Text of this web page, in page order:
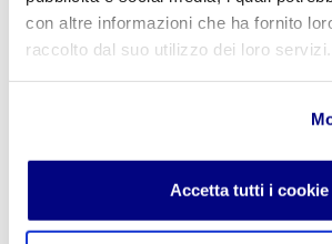
con altre informazioni che ha fornito
raccolto dal suo utilizzo dei loro servizi.
Accetta tutti i cookie